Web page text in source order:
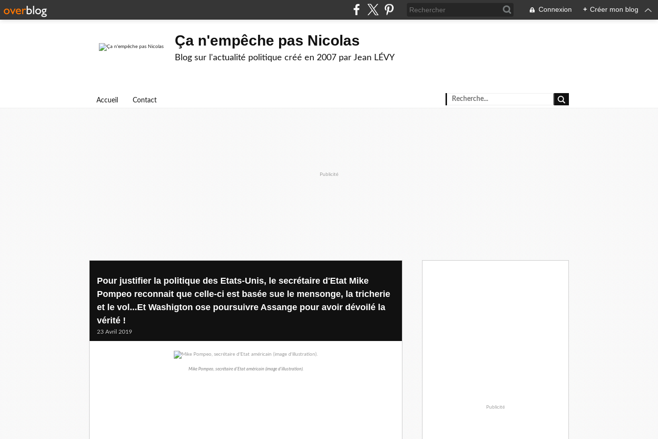
Connexion + Créer mon blog
Ça n'empêche pas Nicolas
Blog sur l'actualité politique créé en 2007 par Jean LÉVY
Accueil Contact
Publicité
Pour justifier la politique des Etats-Unis, le secrétaire d'Etat Mike
Pompeo reconnait que celle-ci est basée sue le mensonge, la tricherie
et le vol...Et Washigton ose poursuivre Assange pour avoir dévoilé la
vérité !
23 Avril 2019
Mike Pompeo, secrétaire d'Etat américain (image d'illustration).
Publicité